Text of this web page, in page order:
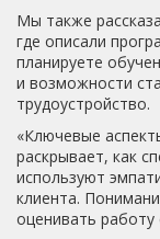
Мы также
где описали
планируете
и возможности
трудоустройство.
«Ключевые
раскрывает, как
используют
клиента.
оценивать работу